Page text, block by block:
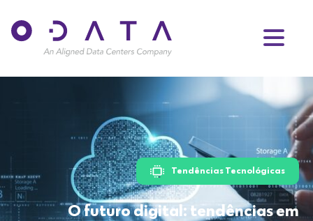
Tendências Tecnológicas
O futuro digital: tendências em